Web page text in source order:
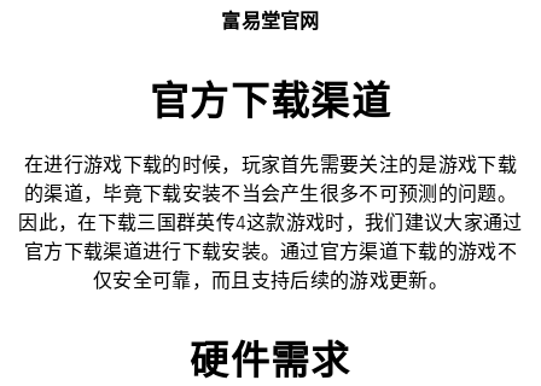
富易堂官网
官方下载渠道
在进行游戏下载的时候，玩家首先需要关注的是游戏下载
的渠道，毕竟下载安装不当会产生很多不可预测的问题。
因此，在下载三国群英传4这款游戏时，我们建议大家通过
官方下载渠道进行下载安装。通过官方渠道下载的游戏不
仅安全可靠，而且支持后续的游戏更新。
硬件需求